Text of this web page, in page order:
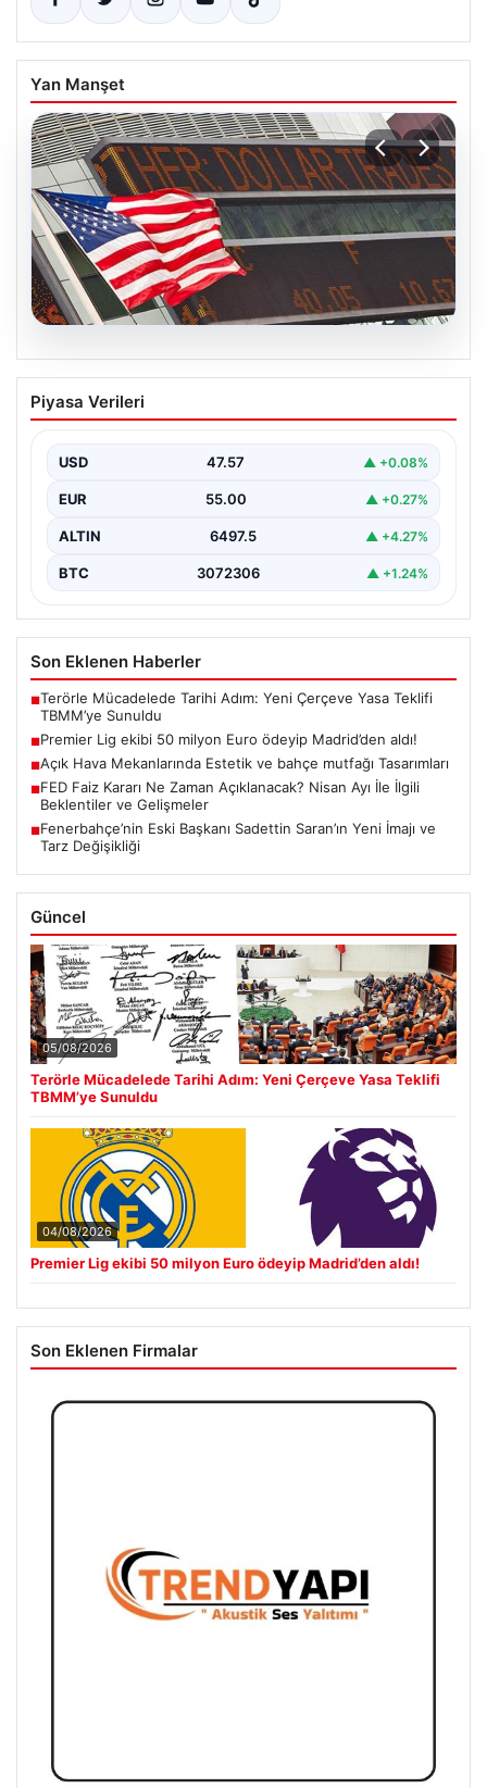
Yan Manşet
03.08.2026
FED Faiz Kararı Ne Zaman Açıklanacak?
Nisan Ayı İle İlgili Beklentiler ve
Altın, döviz, hisse senetleri ve kripto para piyasası
Piyasa Verileri
USD 47.57 ▲ +0.08%
EUR 55.00 ▲ +0.27%
ALTIN 6497.5 ▲ +4.27%
BTC 3072306 ▲ +1.24%
Son Eklenen Haberler
■Terörle Mücadelede Tarihi Adım: Yeni Çerçeve Yasa Teklifi
TBMM’ye Sunuldu
■Premier Lig ekibi 50 milyon Euro ödeyip Madrid’den aldı!
■Açık Hava Mekanlarında Estetik ve bahçe mutfağı Tasarımları
■FED Faiz Kararı Ne Zaman Açıklanacak? Nisan Ayı İle İlgili
Beklentiler ve Gelişmeler
■Fenerbahçe’nin Eski Başkanı Sadettin Saran’ın Yeni İmajı ve
Tarz Değişikliği
Güncel
05/08/2026
Terörle Mücadelede Tarihi Adım: Yeni Çerçeve Yasa Teklifi
TBMM’ye Sunuldu
04/08/2026
Premier Lig ekibi 50 milyon Euro ödeyip Madrid’den aldı!
Son Eklenen Firmalar